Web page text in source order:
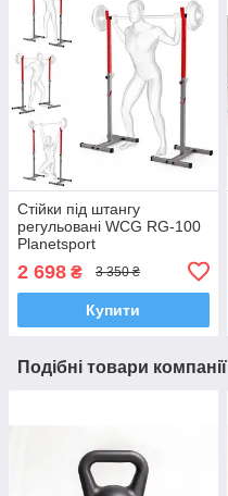
Стійки під штангу
регульовані WCG RG-100
Planetsport
2 698 ₴ 3 350 ₴
Купити
Подібні товари компанії